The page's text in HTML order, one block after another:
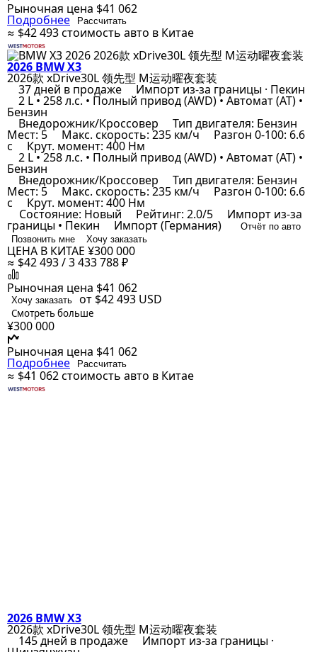
Рыночная цена $41 062
Подробнее Рассчитать
≈ $42 493стоимость авто в Китае
2026 BMW X3
2026款 xDrive30L 领先型 M运动曜夜套装
37 дней в продаже Импорт из-за границы · Пекин
2 L • 258 л.с. • Полный привод (AWD) • Автомат (AT) •
Бензин
Внедорожник/Кроссовер Тип двигателя: Бензин
Мест: 5 Макс. скорость: 235 км/ч Разгон 0-100: 6.6
с Крут. момент: 400 Нм
2 L • 258 л.с. • Полный привод (AWD) • Автомат (AT) •
Бензин
Внедорожник/Кроссовер Тип двигателя: Бензин
Мест: 5 Макс. скорость: 235 км/ч Разгон 0-100: 6.6
с Крут. момент: 400 Нм
Состояние: Новый Рейтинг: 2.0/5 Импорт из-за
границы • Пекин Импорт (Германия)
Отчёт по авто
Позвонить мне
Хочу заказать
ЦЕНА В КИТАЕ ¥300 000
≈ $42 493 / 3 433 788 ₽
Рыночная цена $41 062
Хочу заказать от $42 493 USD
Смотреть больше
¥300 000
Рыночная цена $41 062
Подробнее Рассчитать
≈ $41 062стоимость авто в Китае
2026 BMW X3
2026款 xDrive30L 领先型 M运动曜夜套装
145 дней в продаже Импорт из-за границы ·